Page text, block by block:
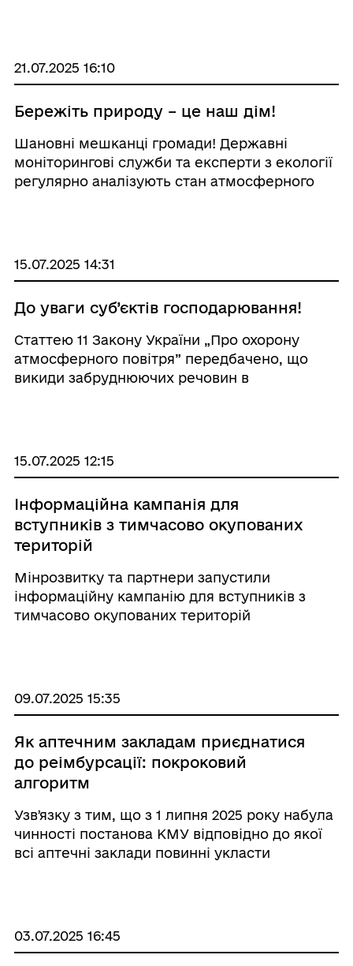
підтверд ...
21.07.2025 16:10
Бережіть природу – це наш дім!
Шановні мешканці громади! Державні
моніторингові служби та експерти з екології
регулярно аналізують стан атмосферного
центрами України, іс ...
15.07.2025 14:31
До уваги суб’єктів господарювання!
Статтею 11 Закону України „Про охорону
атмосферного повітря” передбачено, що
викиди забруднюючих речовин в
отримання дозволу на викиди су ...
15.07.2025 12:15
Інформаційна кампанія для
вступників з тимчасово окупованих
територій
Мінрозвитку та партнери запустили
інформаційну кампанію для вступників з
тимчасово окупованих територій
партнерами розроблено інфор ...
09.07.2025 15:35
Як аптечним закладам приєднатися
до реімбурсації: покроковий
алгоритм
Узвʼязку з тим, що з 1 липня 2025 року набула
чинності постанова КМУ відповідно до якої
всі аптечні заклади повинні укласти
алгоритму уклад ...
03.07.2025 16:45